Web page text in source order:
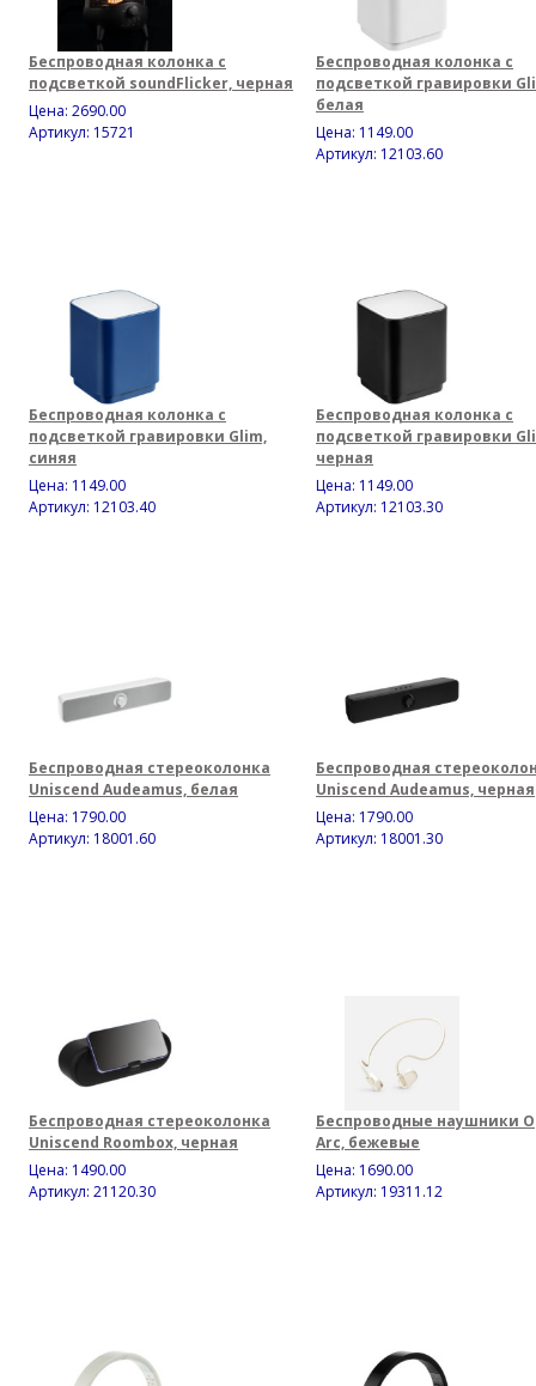
Беспроводная колонка с
подсветкой soundFlicker, черная
Цена: 2690.00
Артикул: 15721
Беспроводная колонка с
подсветкой гравировки
белая
Цена: 1149.00
Артикул: 12103.60
Беспроводная колонка с
подсветкой гравировки Glim,
синяя
Цена: 1149.00
Артикул: 12103.40
Беспроводная колонка с
подсветкой гравировки
черная
Цена: 1149.00
Артикул: 12103.30
Беспроводная стереоколонка
Uniscend Audeamus, белая
Цена: 1790.00
Артикул: 18001.60
Беспроводная
Uniscend Audeamus, черная
Цена: 1790.00
Артикул: 18001.30
Беспроводная стереоколонка
Uniscend Roombox, черная
Цена: 1490.00
Артикул: 21120.30
Беспроводные наушники
Arc, бежевые
Цена: 1690.00
Артикул: 19311.12